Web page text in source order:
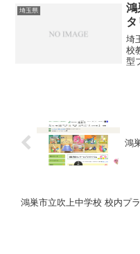
い
埼玉県
鴻
タ
埼
校
型
鴻
鴻巣市立吹上中学校 校内プ